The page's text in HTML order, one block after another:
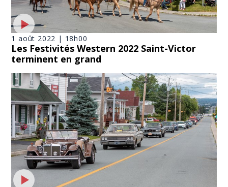
1 août 2022 | 18h00
Les Festivités Western 2022 Saint-Victor
terminent en grand